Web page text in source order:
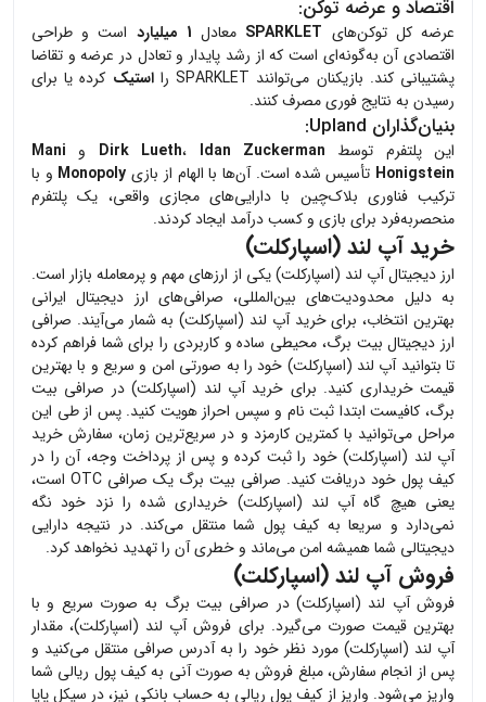
اقتصاد و عرضه توکن:
عرضه کل توکن‌های SPARKLET معادل 1 میلیارد
است و طراحی
اقتصادی آن به‌گونه‌ای است که از رشد پایدار و تعادل در عرضه و تقاضا
پشتیبانی کند. بازیکنان می‌توانند SPARKLET را
استیک کرده یا برای
رسیدن به نتایج فوری مصرف کنند.
بنیان‌گذاران Upland
:
این پلتفرم توسط Dirk Lueth، Idan Zuckerman و Mani
Honigstein تأسیس شده است. آن‌ها با الهام از بازی Monopoly و با
ترکیب فناوری بلاک‌چین با دارایی‌های مجازی واقعی، یک پلتفرم
منحصربه‌فرد برای بازی و کسب درآمد ایجاد کردند.
خرید آپ لند (اسپارکلت)
ارز دیجیتالآپ لند (اسپارکلت)یکی از ارزهای مهم و پرمعامله بازار است.
به دلیل محدودیت‌های بین‌المللی، صرافی‌های ارز دیجیتال ایرانی
بهترین انتخاب، برای خریدآپ لند (اسپارکلت)به شمار می‌آیند. صرافی
ارز دیجیتال بیت برگ، محیطی ساده و کاربردی را برای شما فراهم کرده
تا بتوانیدآپ لند (اسپارکلت) خود را به صورتی امن و سریع و با بهترین
قیمت خریداری کنید. برای خریدآپ لند (اسپارکلت)در صرافی بیت
برگ، کافیست ابتدا ثبت نام و سپس احراز هویت کنید. پس از طی این
مراحل می‌توانید با کمترین کارمزد و در سریع‌ترین زمان، سفارش خرید
آپ لند (اسپارکلت) خود را ثبت کرده و پس از پرداخت وجه، آن را در
کیف پول خود دریافت کنید. صرافی بیت برگ یک صرافی OTC است،
یعنی هیچ گاهآپ لند (اسپارکلت) خریداری شده را نزد خود نگه
نمی‌دارد و سریعا به کیف پول شما منتقل می‌کند. در نتیجه دارایی
دیجیتالی شما همیشه امن می‌ماند و خطری آن را تهدید نخواهد کرد.
فروش آپ لند (اسپارکلت)
فروشآپ لند (اسپارکلت) در صرافی بیت برگ به صورت سریع و با
بهترین قیمت صورت می‌گیرد. برای فروشآپ لند (اسپارکلت)، مقدار
آپ لند (اسپارکلت) مورد نظر خود را به آدرس صرافی منتقل می‌کنید و
پس از انجام سفارش، مبلغ فروش به صورت آنی به کیف پول ریالی شما
واریز می‌شود. واریز از کیف پول ریالی به حساب بانکی نیز، در سیکل پایا